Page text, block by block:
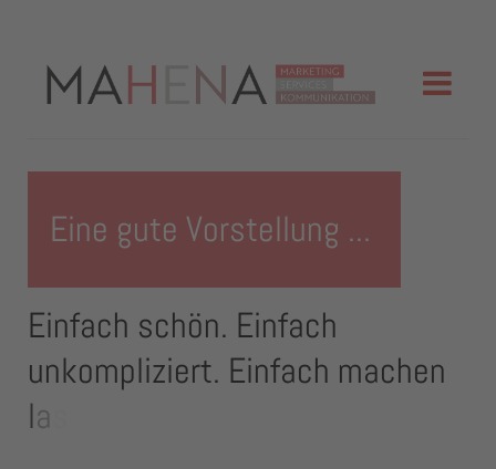
Eine gute Vorstellung ...
Einfach schön. Einfach
unkompliziert. Einfach machen
la